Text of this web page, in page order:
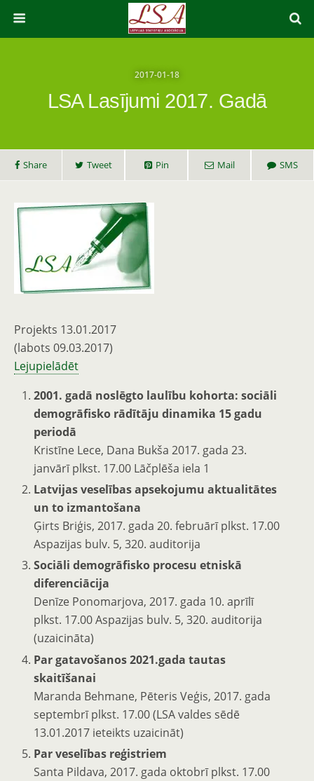
2017-01-18
LSA Lasījumi 2017. Gadā
Share Tweet Pin Mail SMS
Projekts 13.01.2017
(labots 09.03.2017)
Lejupielādēt
2001. gadā noslēgto laulību kohorta: sociāli
demogrāfisko rādītāju dinamika 15 gadu
periodā
Kristīne Lece, Dana Bukša 2017. gada 23.
janvārī plkst. 17.00 Lāčplēša iela 1
Latvijas veselības apsekojumu aktualitātes
un to izmantošana
Ģirts Briģis, 2017. gada 20. februārī plkst. 17.00
Aspazijas bulv. 5, 320. auditorija
Sociāli demogrāfisko procesu etniskā
diferenciācija
Denīze Ponomarjova, 2017. gada 10. aprīlī
plkst. 17.00 Aspazijas bulv. 5, 320. auditorija
(uzaicināta)
Par gatavošanos 2021.gada tautas
skaitīšanai
Maranda Behmane, Pēteris Veģis, 2017. gada
septembrī plkst. 17.00 (LSA valdes sēdē
13.01.2017 ieteikts uzaicināt)
Par veselības reģistriem
Santa Pildava, 2017. gada oktobrī plkst. 17.00